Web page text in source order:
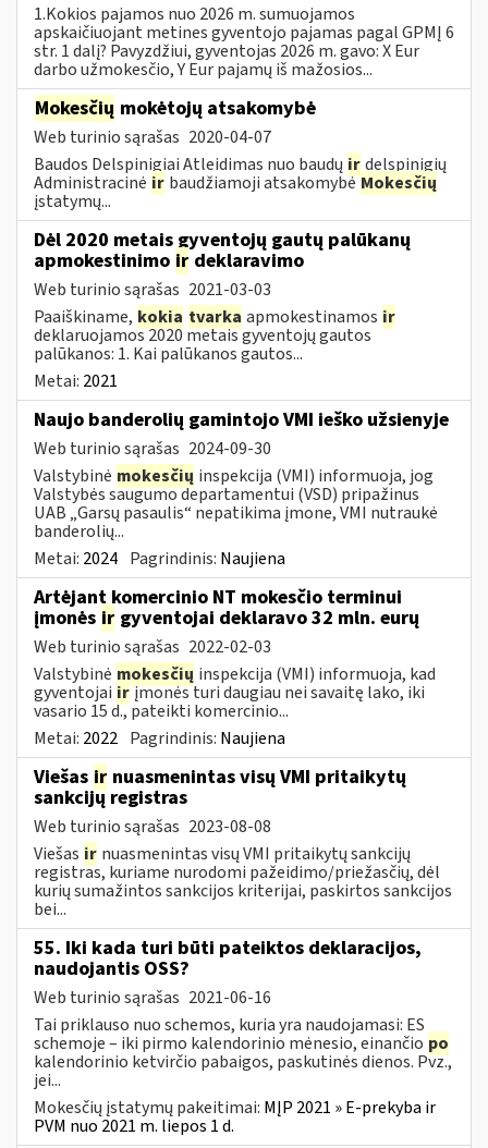
1.Kokios pajamos nuo 2026 m. sumuojamos
apskaičiuojant metines gyventojo pajamas pagal GPMĮ 6
str. 1 dalį? Pavyzdžiui, gyventojas 2026 m. gavo: X Eur
darbo užmokesčio, Y Eur pajamų iš mažosios...
Mokesčių mokėtojų atsakomybė
Web turinio sąrašas 2020-04-07
Baudos Delspinigiai Atleidimas nuo baudų irdelspinigių
Administracinė ir baudžiamoji atsakomybėMokesčių
įstatymų...
Dėl 2020 metais gyventojų gautų palūkanų
apmokestinimo ir deklaravimo
Web turinio sąrašas 2021-03-03
Paaiškiname, kokia tvarka apmokestinamos ir
deklaruojamos 2020 metais gyventojų gautos
palūkanos: 1. Kai palūkanos gautos...
Metai: 2021
Naujo banderolių gamintojo VMI ieško užsienyje
Web turinio sąrašas 2024-09-30
Valstybinė mokesčių inspekcija (VMI) informuoja, jog
Valstybės saugumo departamentui (VSD) pripažinus
UAB „Garsų pasaulis“ nepatikima įmone, VMI nutraukė
banderolių...
Metai: 2024 Pagrindinis: Naujiena
Artėjant komercinio NT mokesčio terminui
įmonės ir gyventojai deklaravo 32 mln. eurų
Web turinio sąrašas 2022-02-03
Valstybinė mokesčių inspekcija (VMI) informuoja, kad
gyventojai irįmonės turi daugiau nei savaitę lako, iki
vasario 15 d., pateikti komercinio...
Metai: 2022 Pagrindinis: Naujiena
Viešas ir nuasmenintas visų VMI pritaikytų
sankcijų registras
Web turinio sąrašas 2023-08-08
Viešas ir nuasmenintas visų VMI pritaikytų sankcijų
registras, kuriame nurodomi pažeidimo/priežasčių, dėl
kurių sumažintos sankcijos kriterijai, paskirtos sankcijos
bei...
55. Iki kada turi būti pateiktos deklaracijos,
naudojantis OSS?
Web turinio sąrašas 2021-06-16
Tai priklauso nuo schemos, kuria yra naudojamasi: ES
schemoje – iki pirmo kalendorinio mėnesio, einančio po
kalendorinio ketvirčio pabaigos, paskutinės dienos. Pvz.,
jei...
Mokesčių įstatymų pakeitimai: MĮP 2021 » E-prekyba ir
PVM nuo 2021 m. liepos 1 d.